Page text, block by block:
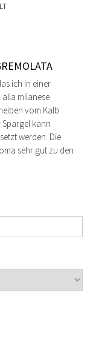
ich in einer
milanese
vom Kalb
kann
werden. Die
sehr gut zu den